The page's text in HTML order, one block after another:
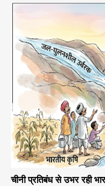
चीनी प्रतिबंध से उभर रही